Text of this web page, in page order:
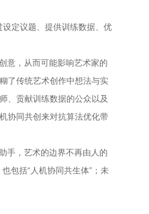
设定议题、提供训练数据、优
意，从而可能影响艺术家的
了传统艺术创作中想法与实
、贡献训练数据的公众以及
协同共创来对抗算法优化带
手，艺术的边界不再由人的
包括“人机协同共生体”；未